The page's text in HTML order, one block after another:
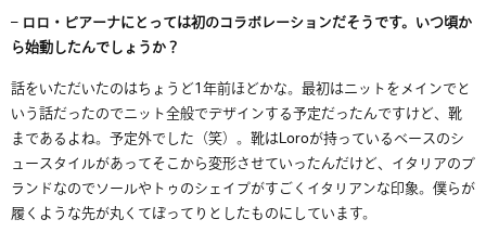
– ロロ・ピアーナにとっては初のコラボレーションだそうです。いつ頃か
ら始動したんでしょうか？
話をいただいたのはちょうど1年前ほどかな。最初はニットをメインでと
いう話だったのでニット全般でデザインする予定だったんですけど、靴
まであるよね。予定外でした（笑）。靴はLoroが持っているべースのシ
ュースタイルがあってそこから変形させていったんだけど、イタリアのブ
ランドなのでソールやトゥのシェイプがすごくイタリアンな印象。僕らが
履くような先が丸くてぽってりとしたものにしています。